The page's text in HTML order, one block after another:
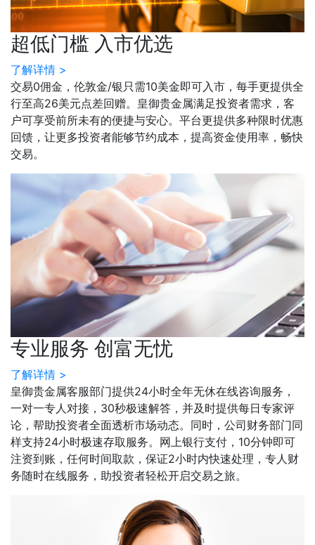
超低门槛 入市优选
了解详情 >
交易0佣金，伦敦金/银只需10美金即可入市，每手更提供全
行至高26美元点差回赠。皇御贵金属满足投资者需求，客
户可享受前所未有的便捷与安心。平台更提供多种限时优惠
回馈，让更多投资者能够节约成本，提高资金使用率，畅快
交易。
专业服务 创富无忧
了解详情 >
皇御贵金属客服部门提供24小时全年无休在线咨询服务，
一对一专人对接，30秒极速解答，并及时提供每日专家评
论，帮助投资者全面透析市场动态。同时，公司财务部门同
样支持24小时极速存取服务。网上银行支付，10分钟即可
注资到账，任何时间取款，保证2小时内快速处理，专人财
务随时在线服务，助投资者轻松开启交易之旅。